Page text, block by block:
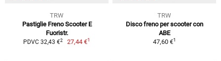
TRW
Pastiglie Freno Scooter E
Fuoristr.
PDVC 32,43 €2 27,44 €1
TRW
Disco freno per scooter con
ABE
47,60 €1